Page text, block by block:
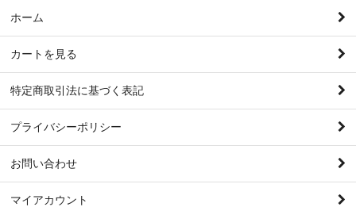
ホーム
カートを見る
特定商取引法に基づく表記
プライバシーポリシー
お問い合わせ
マイアカウント